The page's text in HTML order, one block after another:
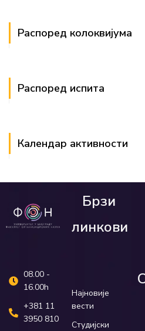
Распоред колоквијума
Распоред испита
Календар активности
08.00 -
16.00h
+381 11
3950 810
Брзи
линкови
Најновије
вести
Студијски